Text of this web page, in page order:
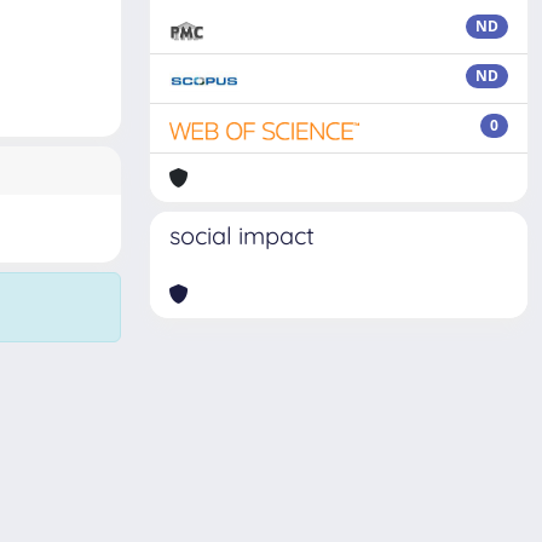
ND
ND
0
social impact